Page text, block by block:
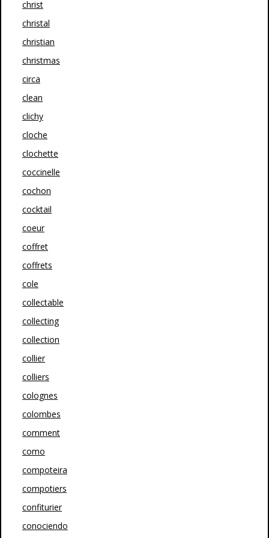
christ
christal
christian
christmas
circa
clean
clichy
cloche
clochette
coccinelle
cochon
cocktail
coeur
coffret
coffrets
cole
collectable
collecting
collection
collier
colliers
colognes
colombes
comment
como
compoteira
compotiers
confiturier
conociendo